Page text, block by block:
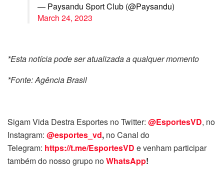
— Paysandu Sport Club (@Paysandu)
March 24, 2023
*Esta notícia pode ser atualizada a qualquer momento
*Fonte: Agência Brasil
Sigam Vida Destra Esportes no Twitter: @EsportesVD, no
Instagram: @esportes_vd, no Canal do
Telegram: https://t.me/EsportesVD e venham participar
também do nosso grupo noWhatsApp!